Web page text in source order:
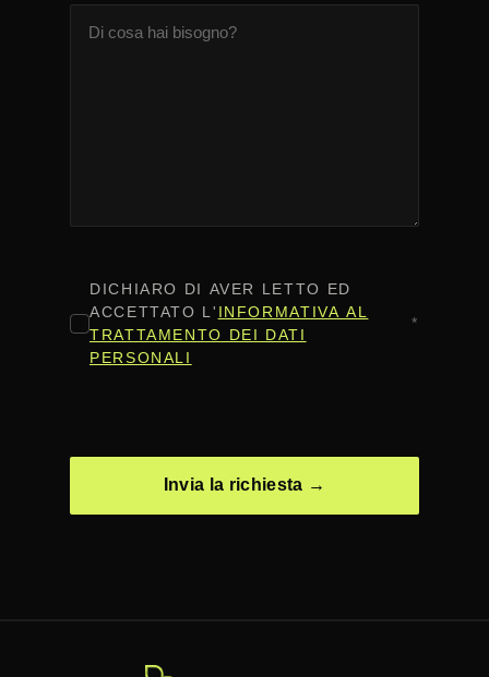
CONSENSO*
DICHIARO DI AVER LETTO ED
ACCETTATO L' INFORMATIVA AL
TRATTAMENTO DEI DATI
PERSONALI
*